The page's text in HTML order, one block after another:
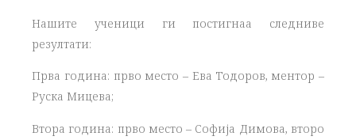
Нашите ученици ги постигнаа следниве
резултати:
Прва година: прво место – Ева Тодоров, ментор –
Руска Мицева;
Втора година: прво место – Софија Димова, второ